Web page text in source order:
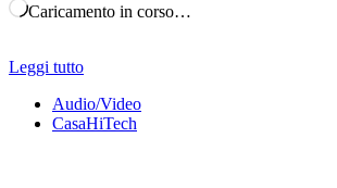
Caricamento in corso…
Leggi tutto
Audio/Video
CasaHiTech